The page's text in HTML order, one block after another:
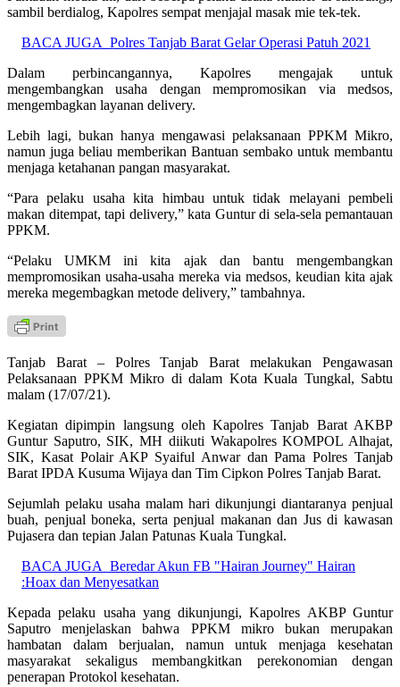
sambil berdialog, Kapolres sempat menjajal masak mie tek-tek.
BACA JUGA Polres Tanjab Barat Gelar Operasi Patuh 2021
Dalam perbincangannya, Kapolres mengajak untuk
mengembangkan usaha dengan mempromosikan via medsos,
mengembagkan layanan delivery.
Lebih lagi, bukan hanya mengawasi pelaksanaan PPKM Mikro,
namun juga beliau memberikan Bantuan sembako untuk membantu
menjaga ketahanan pangan masyarakat.
“Para pelaku usaha kita himbau untuk tidak melayani pembeli
makan ditempat, tapi delivery,” kata Guntur di sela-sela pemantauan
PPKM.
“Pelaku UMKM ini kita ajak dan bantu mengembangkan
mempromosikan usaha-usaha mereka via medsos, keudian kita ajak
mereka megembagkan metode delivery,” tambahnya.
Tanjab Barat – Polres Tanjab Barat melakukan Pengawasan
Pelaksanaan PPKM Mikro di dalam Kota Kuala Tungkal, Sabtu
malam (17/07/21).
Kegiatan dipimpin langsung oleh Kapolres Tanjab Barat AKBP
Guntur Saputro, SIK, MH diikuti Wakapolres KOMPOL Alhajat,
SIK, Kasat Polair AKP Syaiful Anwar dan Pama Polres Tanjab
Barat IPDA Kusuma Wijaya dan Tim Cipkon Polres Tanjab Barat.
Sejumlah pelaku usaha malam hari dikunjungi diantaranya penjual
buah, penjual boneka, serta penjual makanan dan Jus di kawasan
Pujasera dan tepian Jalan Patunas Kuala Tungkal.
BACA JUGA Beredar Akun FB "Hairan Journey" Hairan
:Hoax dan Menyesatkan
Kepada pelaku usaha yang dikunjungi, Kapolres AKBP Guntur
Saputro menjelaskan bahwa PPKM mikro bukan merupakan
hambatan dalam berjualan, namun untuk menjaga kesehatan
masyarakat sekaligus membangkitkan perekonomian dengan
penerapan Protokol kesehatan.